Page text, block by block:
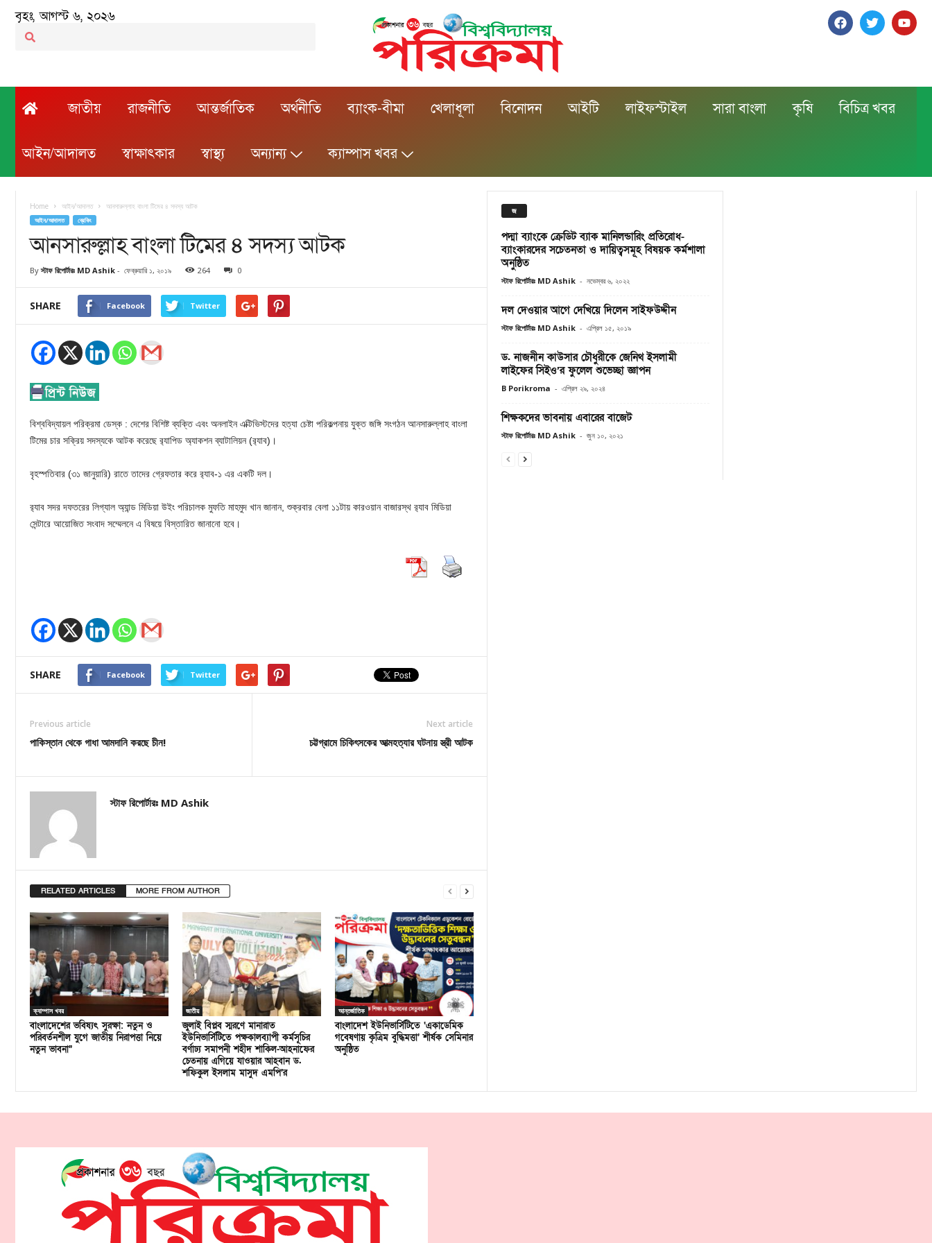
বৃহঃ, আগস্ট ৬, ২০২৬
জাতীয় রাজনীতি আন্তর্জাতিক অর্থনীতি ব্যাংক-বীমা খেলাধূলা বিনোদন আইটি লাইফস্টাইল সারা বাংলা কৃষি বিচিত্র খবর
আইন/আদালত স্বাক্ষাৎকার স্বাস্থ্য অন্যান্য ক্যাম্পাস খবর
Home আইন/আদালত আনসারুল্লাহ বাংলা টিমের ৪ সদস্য আটক
আইন/আদালত ব্রেকিং
আনসারুল্লাহ বাংলা টিমের ৪ সদস্য আটক
By স্টাফ রিপোর্টারঃ MD Ashik - ফেব্রুয়ারি ১, ২০১৯ 264 0
SHARE Facebook Twitter
বিশ্ববিদ্যায়ল পরিক্রমা ডেস্ক : দেশের বিশিষ্ট ব্যক্তি এবং অনলাইন এক্টিভিস্টদের হত্যা চেষ্টা পরিকল্পনায় যুক্ত জঙ্গি সংগঠন আনসারুল্লাহ বাংলা
টিমের চার সক্রিয় সদস্যকে আটক করেছে র‌্যাপিড অ্যাকশন ব্যাটালিয়ন (র‌্যাব)।
বৃহস্পতিবার (৩১ জানুয়ারি) রাতে তাদের গ্রেফতার করে র‌্যাব-১ এর একটি দল।
র‌্যাব সদর দফতরের লিগ্যাল অ্যান্ড মিডিয়া উইং পরিচালক মুফতি মাহমুদ খান জানান, শুক্রবার বেলা ১১টায় কারওয়ান বাজারস্থ র‌্যাব মিডিয়া
সেন্টারে আয়োজিত সংবাদ সম্মেলনে এ বিষয়ে বিস্তারিত জানানো হবে।
SHARE Facebook Twitter
Previous article
পাকিস্তান থেকে গাধা আমদানি করছে চীন!
Next article
চট্টগ্রামে চিকিৎসকের আত্মহত্যার ঘটনায় স্ত্রী আটক
স্টাফ রিপোর্টারঃ MD Ashik
RELATED ARTICLES MORE FROM AUTHOR
ক্যাম্পাস খবর
বাংলাদেশের ভবিষ্যৎ সুরক্ষা: নতুন ও
পরিবর্তনশীল যুগে জাতীয় নিরাপত্তা নিয়ে
নতুন ভাবনা”
জাতীয়
জুলাই বিপ্লব স্মরণে মানারাত
ইউনিভার্সিটিতে পক্ষকালব্যাপী কর্মসূচির
বর্ণাঢ্য সমাপনী শহীদ শাকিল-আহনাফের
চেতনায় এগিয়ে যাওয়ার আহবান ড.
শফিকুল ইসলাম মাসুদ এমপি’র
আন্তর্জাতিক
বাংলাদেশ ইউনিভার্সিটিতে ‘একাডেমিক
গবেষণায় কৃত্রিম বুদ্ধিমত্তা’ শীর্ষক সেমিনার
অনুষ্ঠিত
জ
পদ্মা ব্যাংকে ক্রেডিট ব্যাক মানিলন্ডারিং প্রতিরোধ-
ব্যাংকারদের সচেতনতা ও দায়িত্বসমূহ বিষয়ক কর্মশালা
অনুষ্ঠিত
স্টাফ রিপোর্টারঃ MD Ashik - নভেম্বর ৬, ২০২২
দল দেওয়ার আগে দেখিয়ে দিলেন সাইফউদ্দীন
স্টাফ রিপোর্টারঃ MD Ashik - এপ্রিল ১৫, ২০১৯
ড. নাজনীন কাউসার চৌধুরীকে জেনিথ ইসলামী
লাইফের সিইও’র ফুলেল শুভেচ্ছা জ্ঞাপন
B Porikroma - এপ্রিল ২৯, ২০২৪
শিক্ষকদের ভাবনায় এবারের বাজেট
স্টাফ রিপোর্টারঃ MD Ashik - জুন ১০, ২০২১